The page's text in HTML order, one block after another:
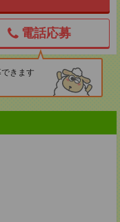
電話応募
きます